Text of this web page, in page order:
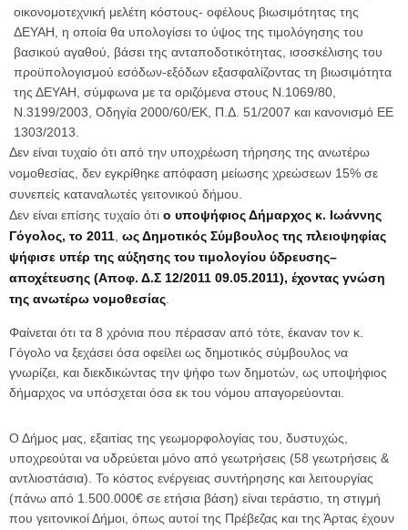
οικονομοτεχνική μελέτη κόστους- οφέλους βιωσιμότητας της
ΔΕΥΑΗ, η οποία θα υπολογίσει το ύψος της τιμολόγησης του
βασικού αγαθού, βάσει της ανταποδοτικότητας, ισοσκέλισης του
προϋπολογισμού εσόδων-εξόδων εξασφαλίζοντας τη βιωσιμότητα
της ΔΕΥΑΗ, σύμφωνα με τα οριζόμενα στους Ν.1069/80,
Ν.3199/2003, Οδηγία 2000/60/ΕΚ, Π.Δ. 51/2007 και κανονισμό ΕΕ
1303/2013.
Δεν είναι τυχαίο ότι από την υποχρέωση τήρησης της ανωτέρω
νομοθεσίας, δεν εγκρίθηκε απόφαση μείωσης χρεώσεων 15% σε
συνεπείς καταναλωτές γειτονικού δήμου.
Δεν είναι επίσης τυχαίο ότι ο υποψήφιος Δήμαρχος κ. Ιωάννης
Γόγολος, το 2011 ως Δημοτικός Σύμβουλος της πλειοψηφίας
ψήφισε υπέρ της αύξησης του τιμολογίου ύδρευσης–
αποχέτευσης (Αποφ. Δ.Σ 12/2011 09.05.2011), έχοντας γνώση
της ανωτέρω νομοθεσίας
Φαίνεται ότι τα 8 χρόνια που πέρασαν από τότε, έκαναν τον κ.
Γόγολο να ξεχάσει όσα οφείλει ως δημοτικός σύμβουλος να
γνωρίζει, και διεκδικώντας την ψήφο των δημοτών, ως υποψήφιος
δήμαρχος να υπόσχεται όσα εκ του νόμου απαγορεύονται.
Ο Δήμος μας, εξαιτίας της γεωμορφολογίας του, δυστυχώς,
υποχρεούται να υδρεύεται μόνο από γεωτρήσεις (58 γεωτρήσεις &
αντλιοστάσια). Το κόστος ενέργειας συντήρησης και λειτουργίας
(πάνω από 1.500.000€ σε ετήσια βάση) είναι τεράστιο, τη στιγμή
που γειτονικοί Δήμοι, όπως αυτοί της Πρέβεζας και της Άρτας έχουν